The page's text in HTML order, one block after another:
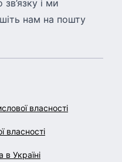
і ми
нам на пошту
власності
власності
Україні